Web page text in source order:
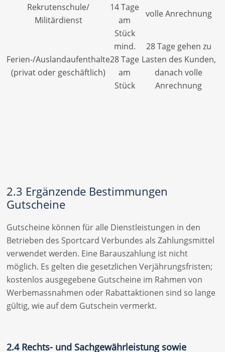
Rekrutenschule/
Militärdienst
14 Tage
am
Stück
volle Anrechnung
Ferien-/Auslandaufenthalte
(privat oder geschäftlich)
mind.
28 Tage
am
Stück
28 Tage gehen zu
Lasten des Kunden,
danach volle
Anrechnung
2.3 Ergänzende Bestimmungen
Gutscheine
Gutscheine können für alle Dienstleistungen in den
Betrieben des Sportcard Verbundes als Zahlungsmittel
verwendet werden. Eine Barauszahlung ist nicht
möglich. Es gelten die gesetzlichen Verjährungsfristen;
kostenlos ausgegebene Gutscheine im Rahmen von
Werbemassnahmen oder Rabattaktionen sind so lange
gültig, wie auf dem Gutschein vermerkt.
2.4 Rechts- und Sachgewährleistung sowie